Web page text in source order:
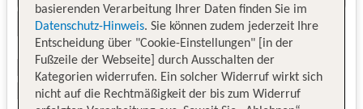
basierenden Verarbeitung Ihrer Daten finden Sie im
Datenschutz-Hinweis. Sie können zudem jederzeit Ihre
Entscheidung über "Cookie-Einstellungen" [in der
Fußzeile der Webseite] durch Ausschalten der
Kategorien widerrufen. Ein solcher Widerruf wirkt sich
nicht auf die Rechtmäßigkeit der bis zum Widerruf